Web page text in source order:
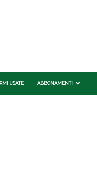
USATE ABBONAMENTI